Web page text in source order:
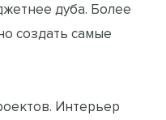
дуба. Более
создать самые
Интерьер